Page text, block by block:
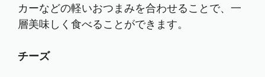
カーなどの軽いおつまみを合わせることで、一
層美味しく食べることができます。
チーズ